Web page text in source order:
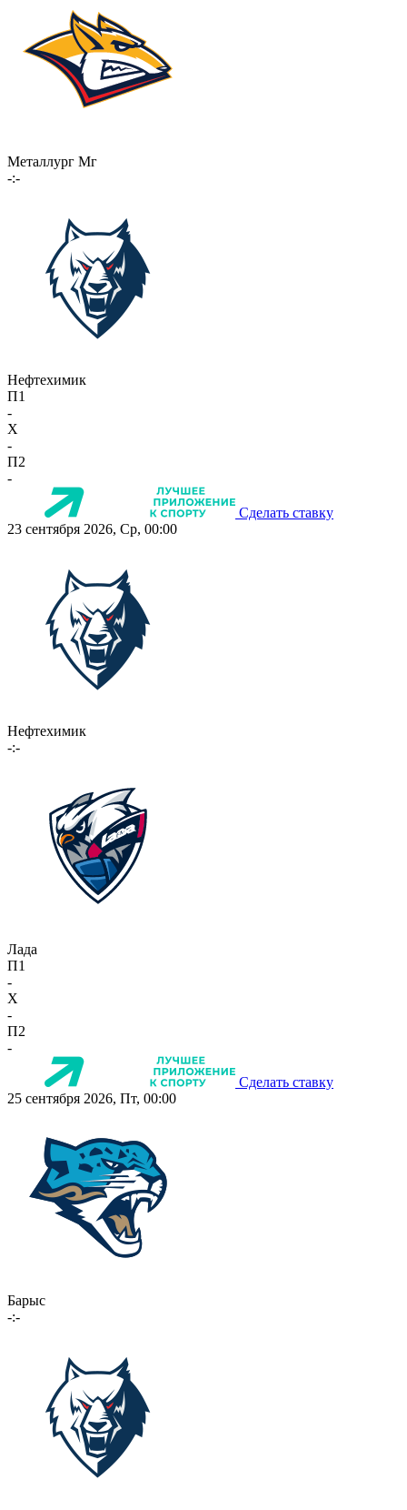
Металлург Мг
-:-
Нефтехимик
П1
-
X
-
П2
-
Сделать ставку
23 сентября 2026, Ср, 00:00
Нефтехимик
-:-
Лада
П1
-
X
-
П2
-
Сделать ставку
25 сентября 2026, Пт, 00:00
Барыс
-:-